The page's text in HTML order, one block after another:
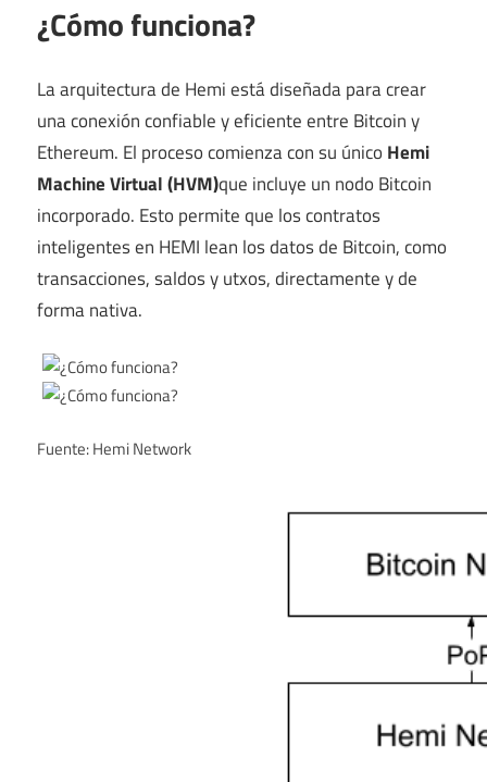
¿Cómo funciona?
La arquitectura de Hemi está diseñada para crear
una conexión confiable y eficiente entre Bitcoin y
Ethereum. El proceso comienza con su único Hemi
Machine Virtual (HVM)que incluye un nodo Bitcoin
incorporado. Esto permite que los contratos
inteligentes en HEMI lean los datos de Bitcoin, como
transacciones, saldos y utxos, directamente y de
forma nativa.
Fuente: Hemi Network